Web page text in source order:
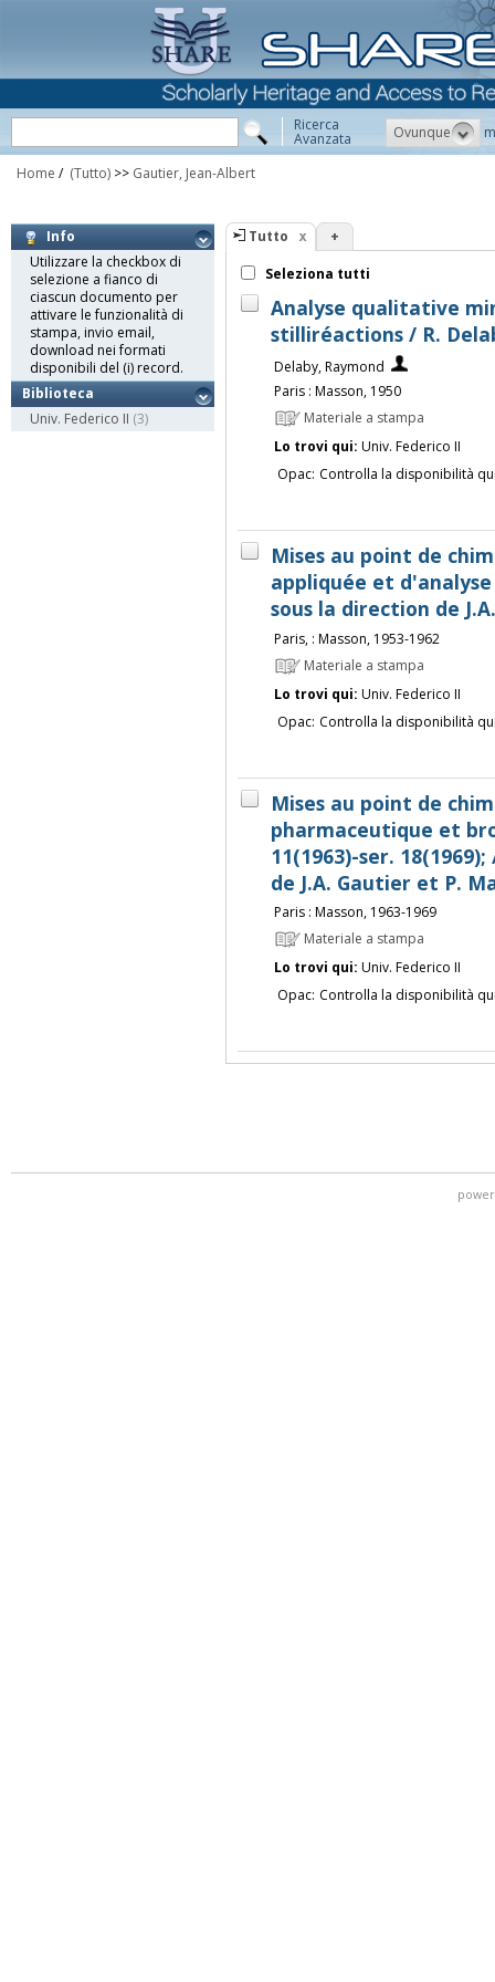
Ricerca
Avanzata Ovunque
Home / (Tutto) >> Gautier, Jean-Albert
Info
Utilizzare la checkbox di
selezione a fianco di
ciascun documento per
attivare le funzionalità di
stampa, invio email,
download nei formati
disponibili del (i) record.
Biblioteca
Univ. Federico II (3)
Tutto +
Seleziona tutti
Analyse qualitative
stilliréactions / R.
Delaby, Raymond
Paris : Masson, 1950
Materiale a stampa
Lo trovi qui: Univ. Federico II
Opac: Controlla la disponibilità
Mises au point de
appliquée et
sous la direction de
Paris, : Masson, 1953-1962
Materiale a stampa
Lo trovi qui: Univ. Federico II
Opac: Controlla la disponibilità
Mises au point de
pharmaceutique et
11(1963)-ser.
de J.A. Gautier et P.
Paris : Masson, 1963-1969
Materiale a stampa
Lo trovi qui: Univ. Federico II
Opac: Controlla la disponibilità